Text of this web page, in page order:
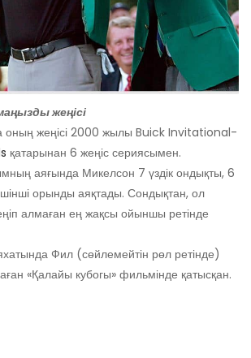
жеңісі
оның жеңісі 2000 жылы Buick Invitational-
қатарынан 6 жеңіс сериясымен.
аяғында Микелсон 7 үздік ондықты, 6
орынды аяқтады. Сондықтан, ол
алмаған ең жақсы ойыншы ретінде
Фил (сөйлемейтін рөл ретінде)
«Қалайы кубогы» фильмінде қатысқан.